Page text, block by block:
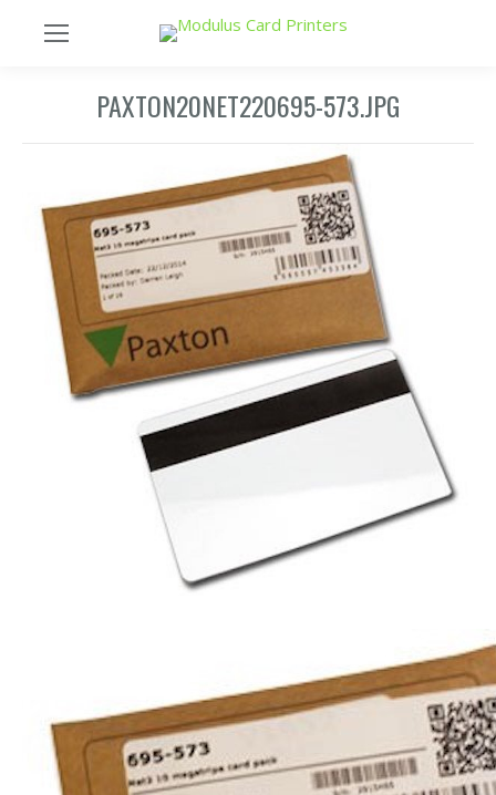
PAXTON20NET220695-573.JPG